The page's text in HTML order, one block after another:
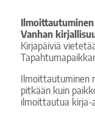
Vanhan
Kirjapäiviä
Ilmoittautuminen
pitkään kuin
ilmoittautua kirja-